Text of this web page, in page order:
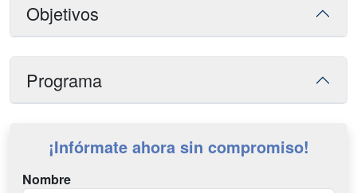
Objetivos
Programa
¡Infórmate ahora sin compromiso!
Nombre